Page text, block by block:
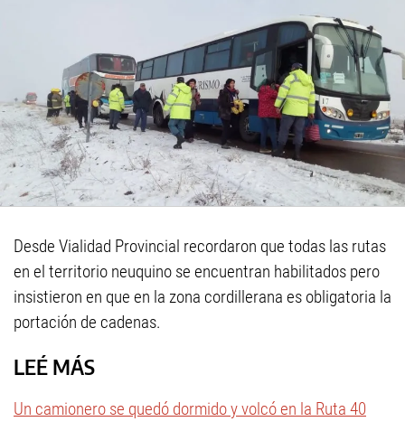
Desde Vialidad Provincial recordaron que todas las rutas
en el territorio neuquino se encuentran habilitados pero
insistieron en que en la zona cordillerana es obligatoria la
portación de cadenas.
LEÉ MÁS
Un camionero se quedó dormido y volcó en la Ruta 40